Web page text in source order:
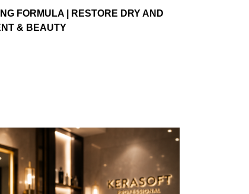
FORMULA | RESTORE DRY AND
& BEAUTY